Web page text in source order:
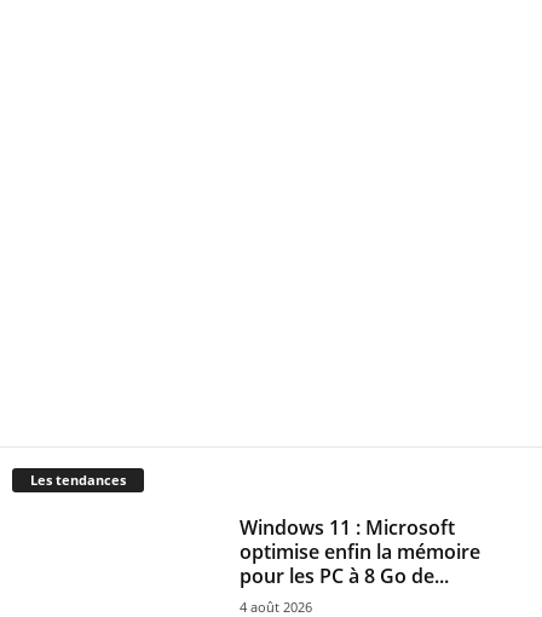
Les tendances
Windows 11 : Microsoft
optimise enfin la mémoire
pour les PC à 8 Go de...
4 août 2026